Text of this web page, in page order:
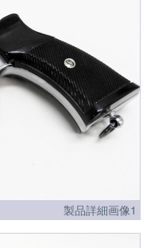
製品詳細画像1